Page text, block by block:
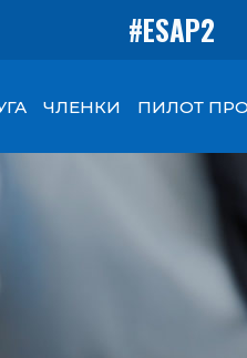
#ESAP2
ЧЛЕНКИ ПИЛОТ